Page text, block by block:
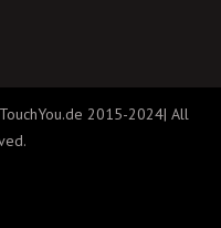
2015-2024| All